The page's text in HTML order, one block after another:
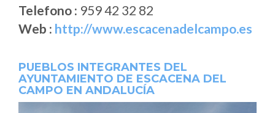
Telefono : 959 42 32 82
Web : http://www.escacenadelcampo.es
PUEBLOS INTEGRANTES DEL
AYUNTAMIENTO DE ESCACENA DEL
CAMPO EN ANDALUCÍA